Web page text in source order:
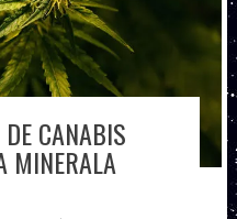
CANABIS
MINERALA